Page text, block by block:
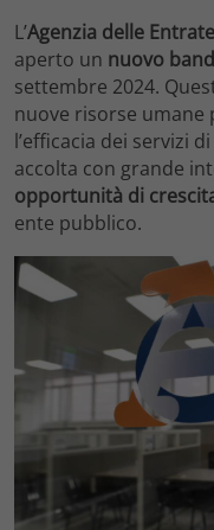
L’Agenzia delle
aperto un nuovo
settembre 2024.
nuove risorse umane
l’efficacia dei servizi
accolta con grande
opportunità di
ente pubblico.